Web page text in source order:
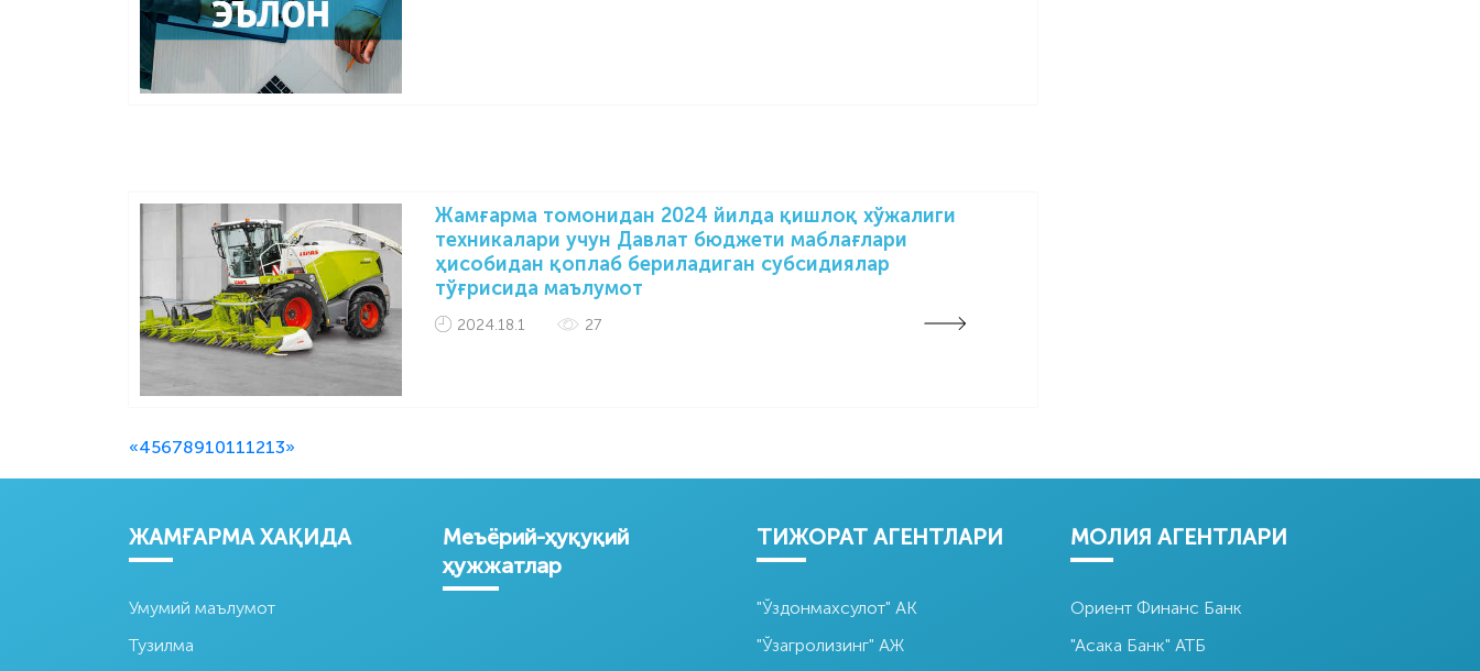
Жамғарма томонидан 2024 йилда қишлоқ хўжалиги
техникалари учун Давлат бюджети маблағлари
ҳисобидан қоплаб бериладиган субсидиялар
тўғрисида маълумот
2024.18.1 27
«45678910111213»
ЖАМҒАРМА ХАҚИДА
Умумий маълумот
Тузилма
Меъёрий-ҳуқуқий
ҳужжатлар
ТИЖОРАТ АГЕНТЛАРИ
"Ўздонмахсулот" АК
"Ўзагролизинг" АЖ
МОЛИЯ АГЕНТЛАРИ
Ориент Финанс Банк
"Асака Банк" АТБ